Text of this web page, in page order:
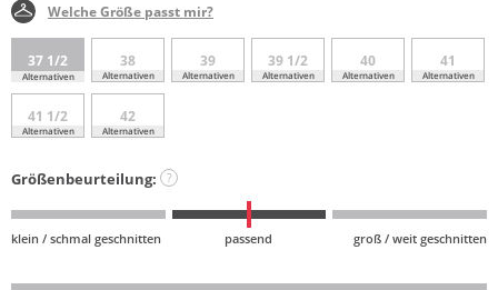
Welche Größe passt mir?
37 1/2
Alternativen
38
Alternativen
39
Alternativen
39 1/2
Alternativen
40
Alternativen
41
Alternativen
41 1/2
Alternativen
42
Alternativen
Größenbeurteilung: ?
klein / schmal geschnitten passend groß / weit geschnitten